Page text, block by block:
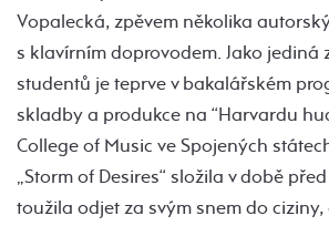
Vopalecká, zpěvem několika
s klavírním doprovodem. Jako jediná
studentů je teprve v bakalářském
skladby a produkce na “Harvardu
College of Music ve Spojených
„Storm of Desires“ složila v době
toužila odjet za svým snem do ciziny,